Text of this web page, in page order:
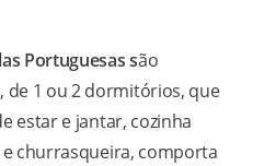
Portuguesas são
de 1 ou 2 dormitórios, que
estar e jantar, cozinha
churrasqueira, comporta